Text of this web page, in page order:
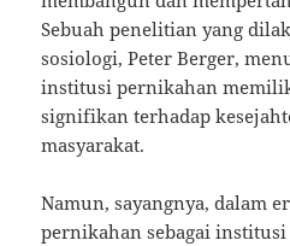
Sebuah penelitian yang
sosiologi, Peter Berger,
institusi pernikahan
signifikan terhadap
masyarakat.
Namun, sayangnya, dalam
pernikahan sebagai